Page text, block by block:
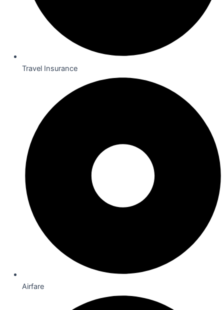
Travel Insurance
Airfare